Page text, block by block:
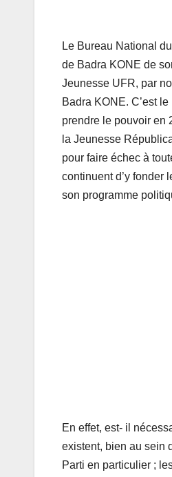
Le Bureau National
de Badra KONE de
Jeunesse UFR, par
Badra KONE. C’est
prendre le pouvoir en
la Jeunesse
pour faire échec à
continuent d’y fonder
son programme
En effet, est- il
existent, bien au sein
Parti en particulier ;